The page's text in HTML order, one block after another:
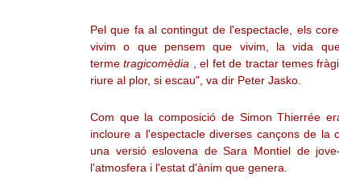
Pel que fa al contingut de l'espectacle, els
vivim o que pensem que vivim, la vida
termetragicomèdia , el fet de tractar temes
riure al plor, si escau", va dir Peter Jasko.
Com que la composició de Simon Thierrée
incloure a l'espectacle diverses cançons de
una versió eslovena de Sara Montiel de
l'atmosfera i l'estat d'ànim que genera.